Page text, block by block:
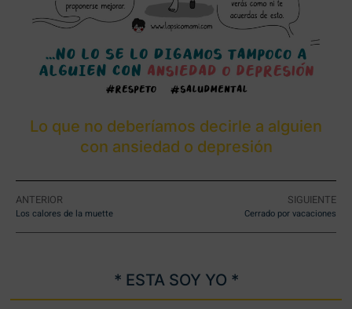
Lo que no deberíamos decirle a alguien
con ansiedad o depresión
ANTERIOR
Los calores de la muette
SIGUIENTE
Cerrado por vacaciones
* ESTA SOY YO *